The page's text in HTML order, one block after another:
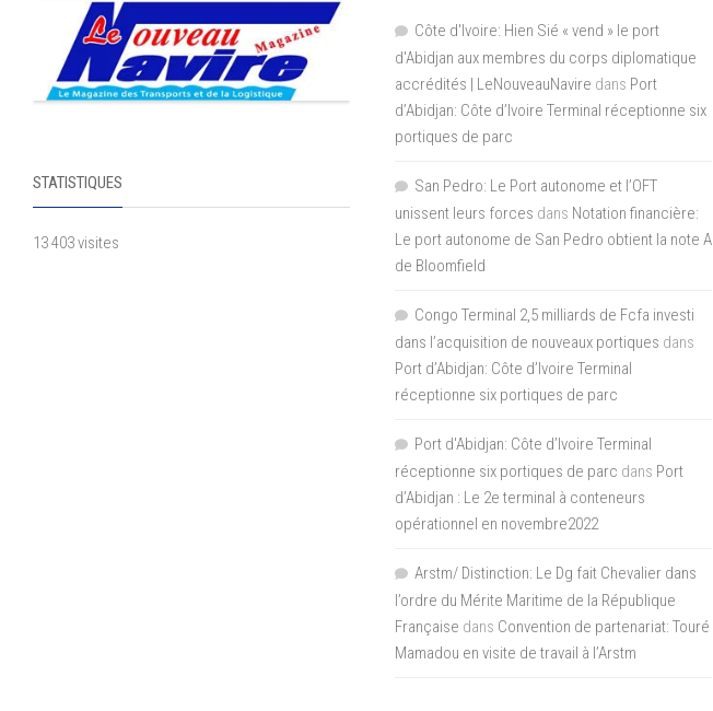
STATISTIQUES
13 403 visites
Côte d'Ivoire: Hien Sié « vend » le port
d'Abidjan aux membres du corps diplomatique
accrédités | LeNouveauNavire dans Port
d’Abidjan: Côte d’Ivoire Terminal réceptionne six
portiques de parc
San Pedro: Le Port autonome et l’OFT
unissent leurs forces dans Notation financière:
Le port autonome de San Pedro obtient la note A
de Bloomfield
Congo Terminal 2,5 milliards de Fcfa investi
dans l’acquisition de nouveaux portiques dans
Port d’Abidjan: Côte d’Ivoire Terminal
réceptionne six portiques de parc
Port d'Abidjan: Côte d’Ivoire Terminal
réceptionne six portiques de parc dans Port
d’Abidjan : Le 2e terminal à conteneurs
opérationnel en novembre2022
Arstm/ Distinction: Le Dg fait Chevalier dans
l’ordre du Mérite Maritime de la République
Française dans Convention de partenariat: Touré
Mamadou en visite de travail à l’Arstm